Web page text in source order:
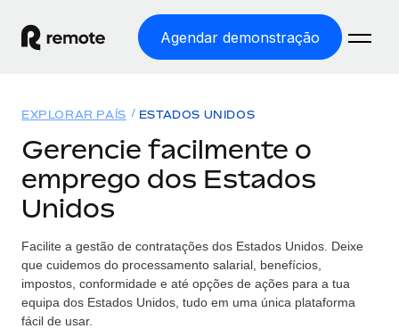
Agendar demonstração
EMPREGO GLOBAL
Processamento Salarial
Employer of Record
Expanda globalmente sem custos de constituição de
Soluções
Explorador de países
Encontra apoio para emprego global por país
Comparar a Remote
Preçário
Português (Portugal)
EXPLORAR PAÍS ESTADOS UNIDOS
Gerencie facilmente o
emprego dos Estados
Unidos
Facilite a gestão de contratações dos Estados Unidos. Deixe
que cuidemos do processamento salarial, benefícios,
impostos, conformidade e até opções de ações para a tua
equipa dos Estados Unidos, tudo em uma única plataforma
fácil de usar.